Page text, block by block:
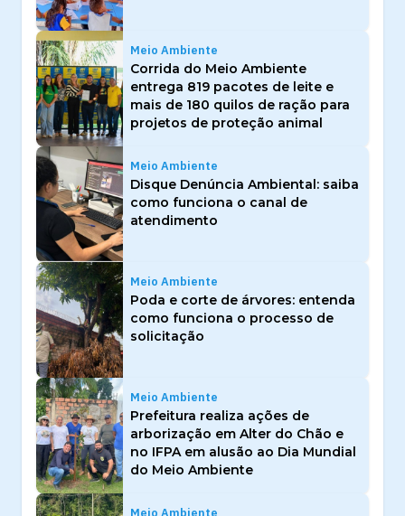
Meio Ambiente
Corrida do Meio Ambiente
entrega 819 pacotes de leite e
mais de 180 quilos de ração para
projetos de proteção animal
Meio Ambiente
Disque Denúncia Ambiental: saiba
como funciona o canal de
atendimento
Meio Ambiente
Poda e corte de árvores: entenda
como funciona o processo de
solicitação
Meio Ambiente
Prefeitura realiza ações de
arborização em Alter do Chão e
no IFPA em alusão ao Dia Mundial
do Meio Ambiente
Meio Ambiente